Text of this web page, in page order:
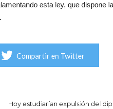
esta ley, que dispone
Compartir en Twitter
Hoy estudiarían expulsión del